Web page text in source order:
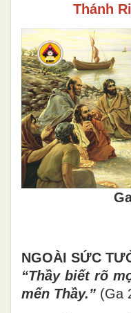
Thánh
NGOÀI SỨC T
“Thầy biết rõ m
mến Thầy.” (Ga